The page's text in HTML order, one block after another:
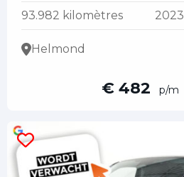
93.982 kilomètres 2023
Helmond
€ 482 p/m